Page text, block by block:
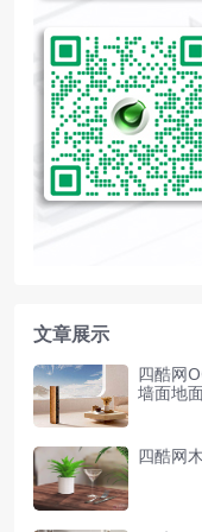
文章展示
四酷网
墙面地
四酷网